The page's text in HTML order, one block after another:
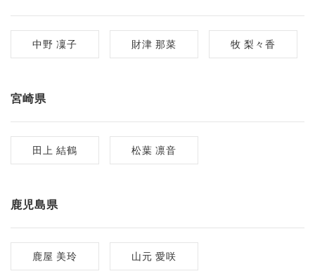
中野 凜子 財津 那菜 牧 梨々香
宮崎県
田上 結鶴 松葉 凛音
鹿児島県
鹿屋 美玲 山元 愛咲